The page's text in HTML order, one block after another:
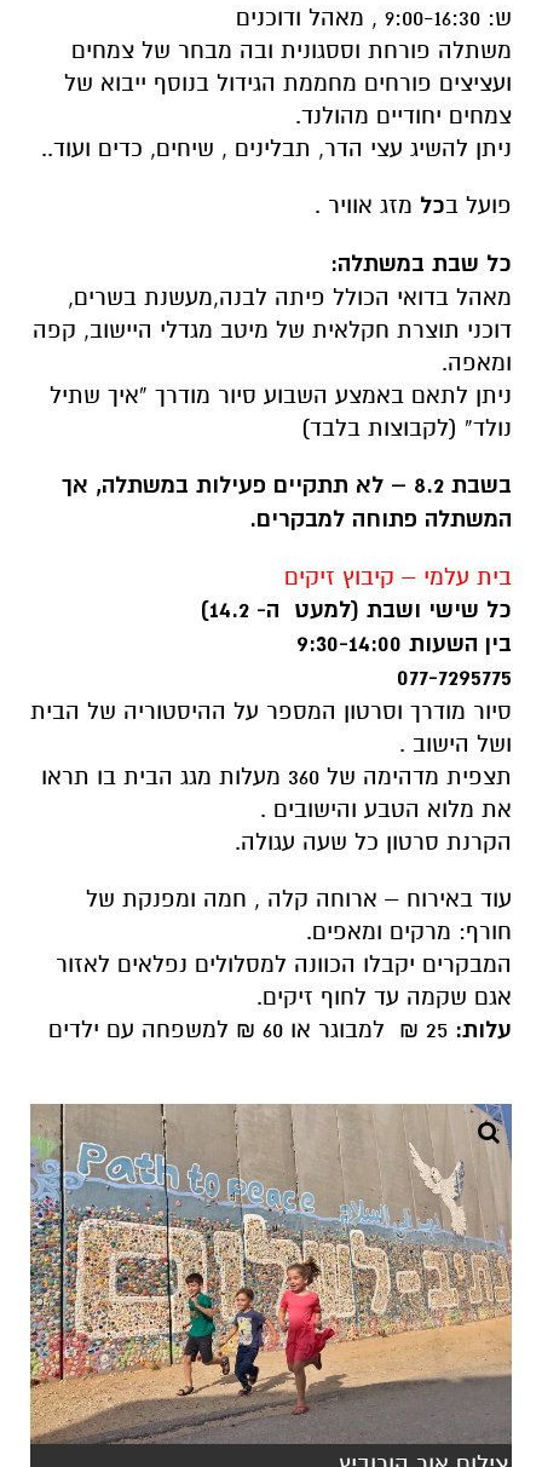
ש: 9:00-16:30 , מאהל ודוכנים
משתלה פורחת וססגונית ובה מבחר של צמחים
ועציצים פורחים מחממת הגידול בנוסף ייבוא של
צמחים יחודיים מהולנד.
ניתן להשיג עצי הדר, תבלינים , שיחים, כדים ועוד..
פועל בכל מזג אוויר .
כל שבת במשתלה:
מאהל בדואי הכולל פיתה לבנה,מעשנת בשרים,
דוכני תוצרת חקלאית של מיטב מגדלי היישוב, קפה
ומאפה.
ניתן לתאם באמצע השבוע סיור מודרך “איך שתיל
נולד” (לקבוצות בלבד)
בשבת 8.2 – לא תתקיים פעילות במשתלה, אך
המשתלה פתוחה למבקרים.
בית עלמי – קיבוץ זיקים
כל שישי ושבת (למעט ה- 14.2)
בין השעות 9:30-14:00
077-7295775
סיור מודרך וסרטון המספר על ההיסטוריה של הבית
ושל הישוב .
תצפית מדהימה של 360 מעלות מגג הבית בו תראו
את מלוא הטבע והישובים .
הקרנת סרטון כל שעה עגולה.
עוד באירוח – ארוחה קלה , חמה ומפנקת של
חורף: מרקים ומאפים.
המבקרים יקבלו הכוונה למסלולים נפלאים לאזור
אגם שקמה עד לחוף זיקים.
עלות: 25 ₪ למבוגר או 60 ₪ למשפחה עם ילדים